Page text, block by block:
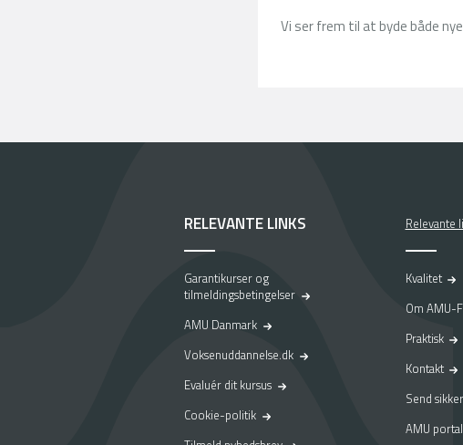
Vi ser frem til at byde både
RELEVANTE LINKS
Garantikurser og
tilmeldingsbetingelser
AMU Danmark
Voksenuddannelse.dk
Evaluér dit kursus
Cookie-politik
Relevante
Kvalitet
Om AMU-
Praktisk
Kontakt
Send
AMU